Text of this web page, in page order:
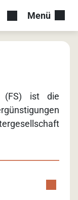
Menü
(FS) ist die